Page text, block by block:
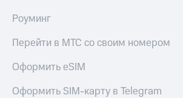
Роуминг
Перейти в МТС со своим номером
Оформить eSIM
Оформить SIM-карту в Telegram